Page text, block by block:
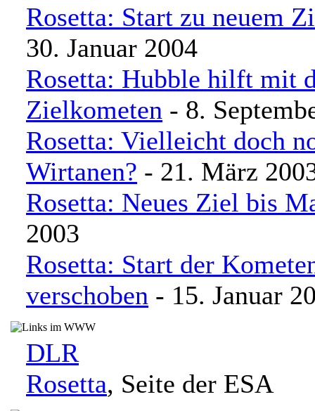
Rosetta: Start zu neuem
30. Januar 2004
Rosetta: Hubble hilft mit
Zielkometen - 8.
Rosetta: Vielleicht doch
Wirtanen? - 21. März
Rosetta: Neues Ziel bis
2003
Rosetta: Start der
verschoben - 15. Januar
DLR
Rosetta, Seite der ESA